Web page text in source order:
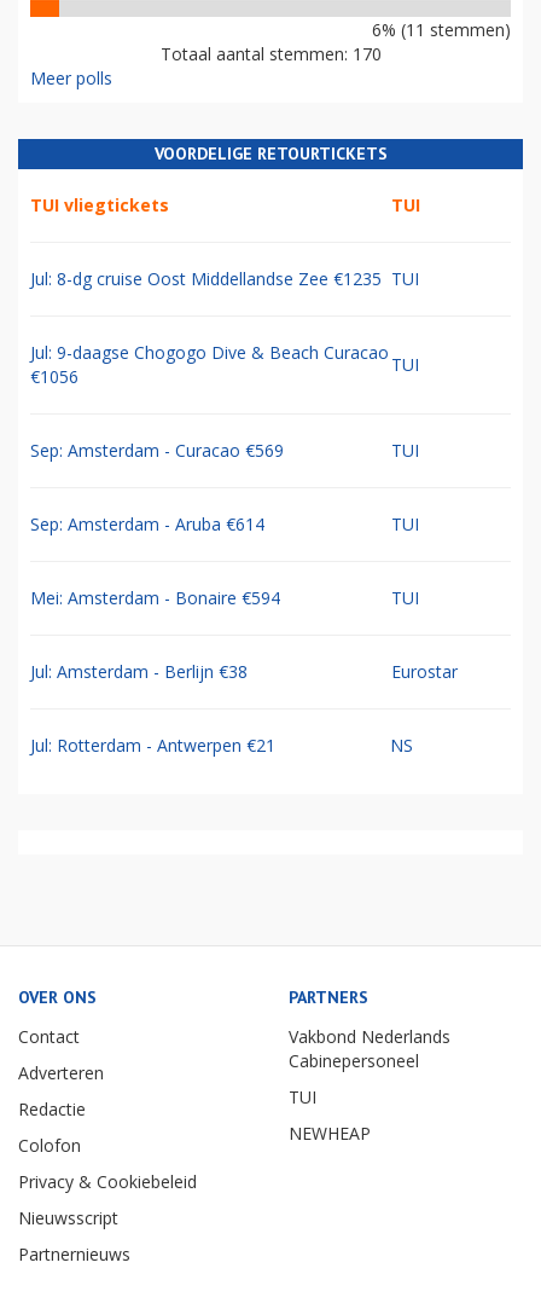
6% (11 stemmen)
Totaal aantal stemmen: 170
Meer polls
VOORDELIGE RETOURTICKETS
TUI vliegtickets TUI
Jul: 8-dg cruise Oost Middellandse Zee €1235 TUI
Jul: 9-daagse Chogogo Dive & Beach Curacao
€1056
TUI
Sep: Amsterdam - Curacao €569 TUI
Sep: Amsterdam - Aruba €614 TUI
Mei: Amsterdam - Bonaire €594 TUI
Jul: Amsterdam - Berlijn €38 Eurostar
Jul: Rotterdam - Antwerpen €21 NS
OVER ONS
Contact
Adverteren
Redactie
Colofon
Privacy & Cookiebeleid
Nieuwsscript
Partnernieuws
PARTNERS
Vakbond Nederlands
Cabinepersoneel
TUI
NEWHEAP